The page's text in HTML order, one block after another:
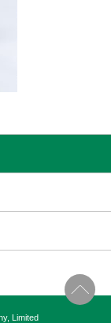
Limited